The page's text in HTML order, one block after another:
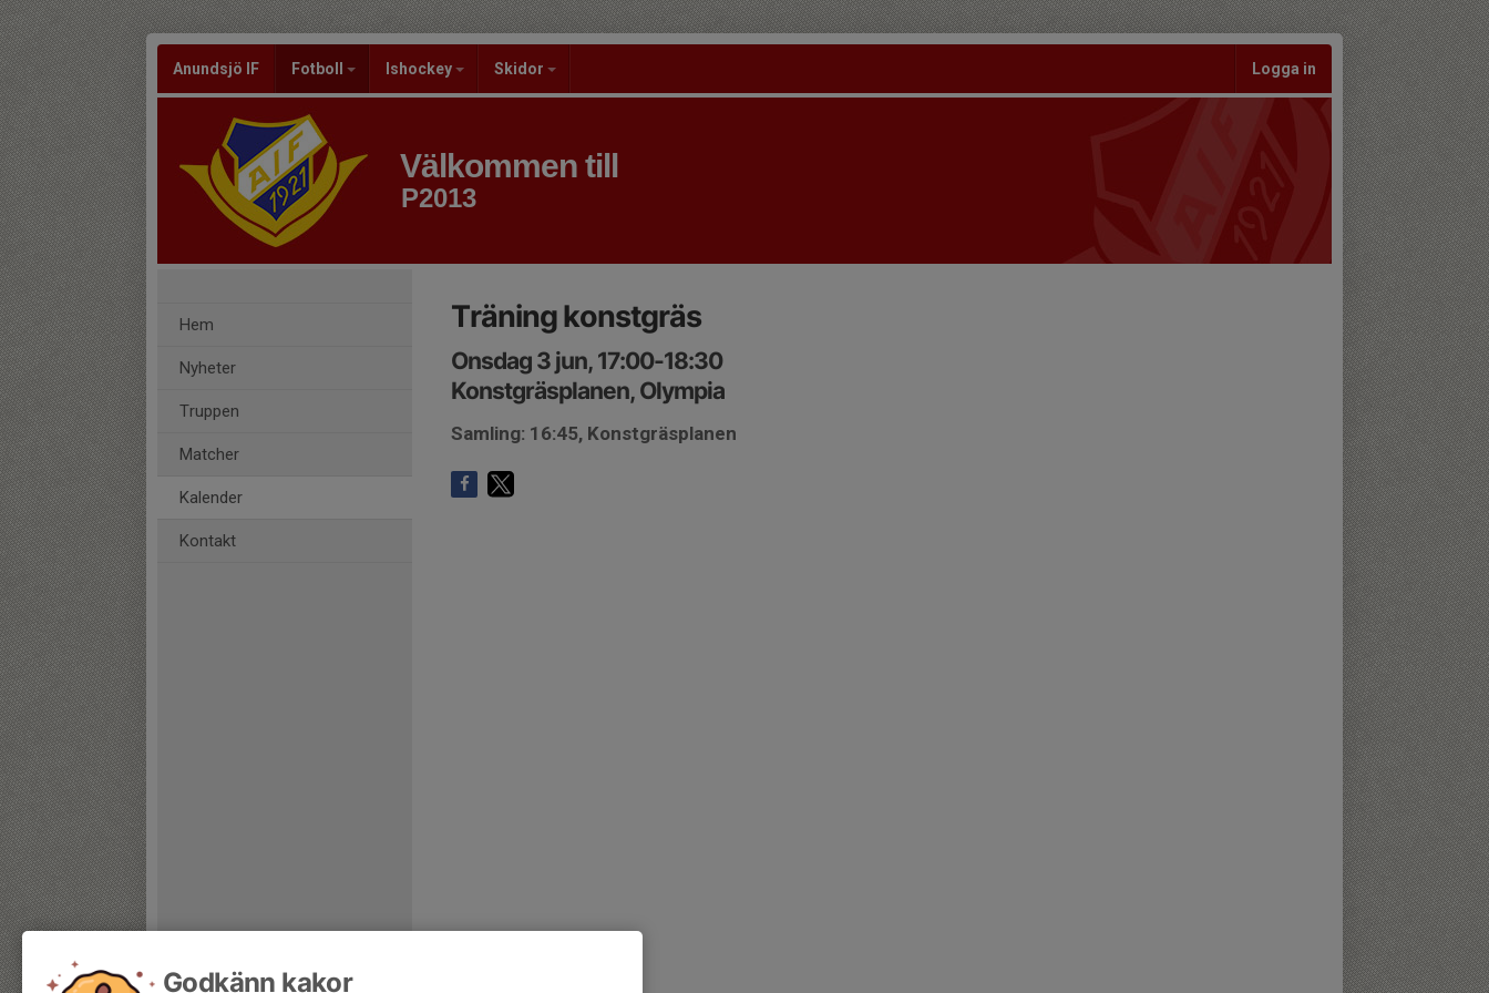
Anundsjö IF Fotboll Ishockey Skidor Logga in
Välkommen till
P2013
Hem
Nyheter
Truppen
Matcher
Kalender
Kontakt
Träning konstgräs
Onsdag 3 jun, 17:00-18:30
Konstgräsplanen, Olympia
Samling: 16:45, Konstgräsplanen
Godkänn kakor